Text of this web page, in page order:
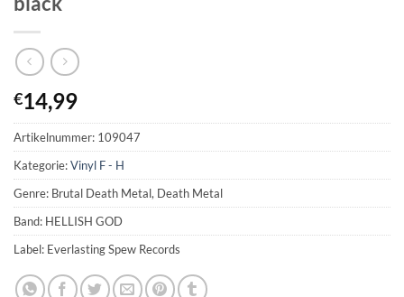
€14,99
Artikelnummer: 109047
Kategorie:Vinyl F - H
Genre: Brutal Death Metal, Death Metal
Band: HELLISH GOD
Label: Everlasting Spew Records